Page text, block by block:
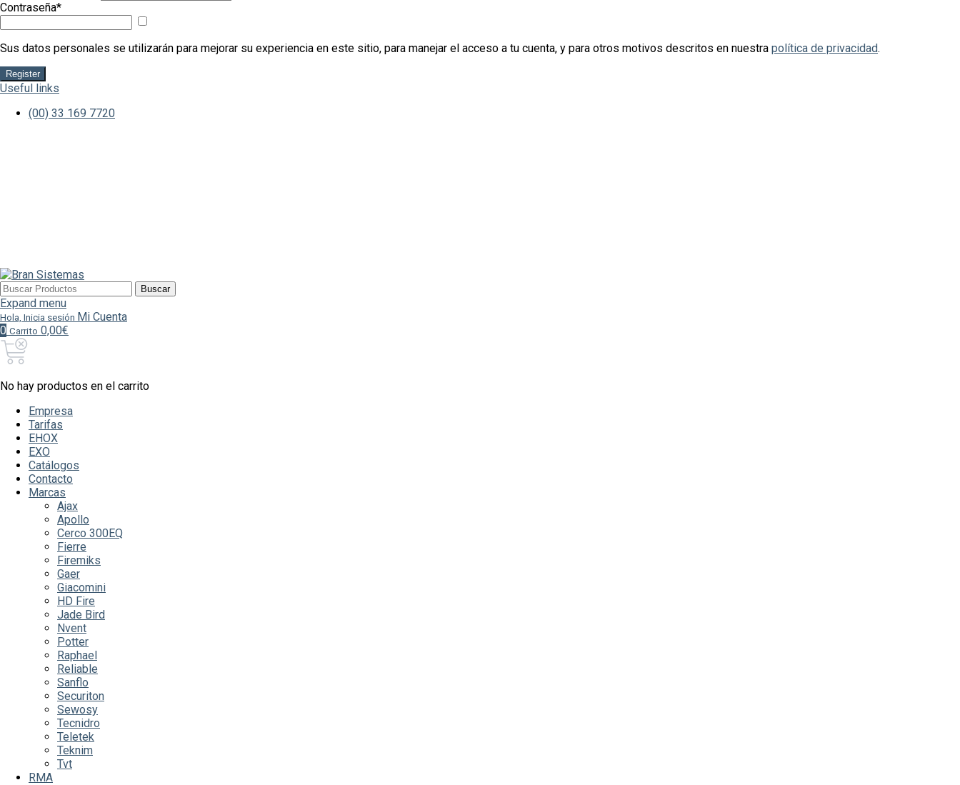
Contraseña*
Sus datos personales se utilizarán para mejorar su experiencia en este sitio, para manejar el acceso a tu cuenta, y para otros motivos descritos en nuestra política de privacidad.
Register
Useful links
(00) 33 169 7720
Buscar
por:
Buscar
Expand menu
Hola, Inicia sesión Mi Cuenta
0 Carrito 0,00€
No hay productos en el carrito
Empresa
Tarifas
EHOX
EXO
Catálogos
Contacto
Marcas
Ajax
Apollo
Cerco 300EQ
Fierre
Firemiks
Gaer
Giacomini
HD Fire
Jade Bird
Nvent
Potter
Raphael
Reliable
Sanflo
Securiton
Sewosy
Tecnidro
Teletek
Teknim
Tvt
RMA